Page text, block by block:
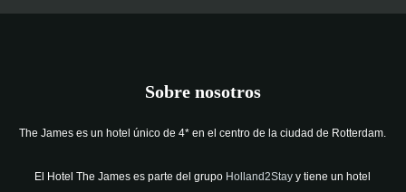
Sobre nosotros
The James es un hotel único de 4* en el centro de la ciudad de Rotterdam.
El Hotel The James es parte del grupo Holland2Stay y tiene un hotel